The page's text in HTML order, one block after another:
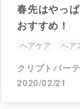
春先はやっ
おすすめ！
ヘアケア ヘア
クリプトパー
2020/02/21